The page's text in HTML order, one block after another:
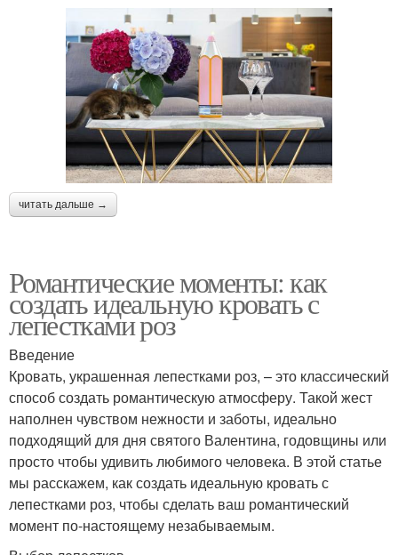
читать дальше →
Романтические моменты: как
создать идеальную кровать с
лепестками роз
Введение
Кровать, украшенная лепестками роз, – это классический
способ создать романтическую атмосферу. Такой жест
наполнен чувством нежности и заботы, идеально
подходящий для дня святого Валентина, годовщины или
просто чтобы удивить любимого человека. В этой статье
мы расскажем, как создать идеальную кровать с
лепестками роз, чтобы сделать ваш романтический
момент по-настоящему незабываемым.